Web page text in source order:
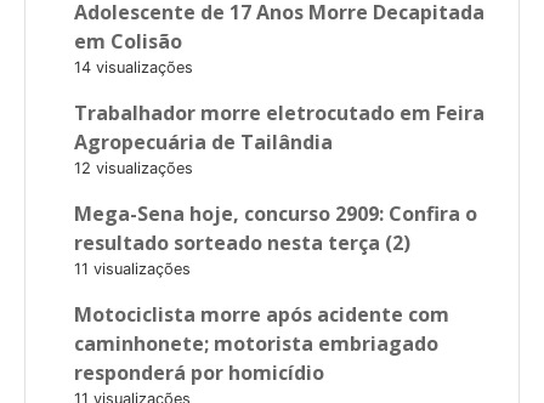
Adolescente de 17 Anos Morre Decapitada
em Colisão
14 visualizações
Trabalhador morre eletrocutado em Feira
Agropecuária de Tailândia
12 visualizações
Mega-Sena hoje, concurso 2909: Confira o
resultado sorteado nesta terça (2)
11 visualizações
Motociclista morre após acidente com
caminhonete; motorista embriagado
responderá por homicídio
11 visualizações